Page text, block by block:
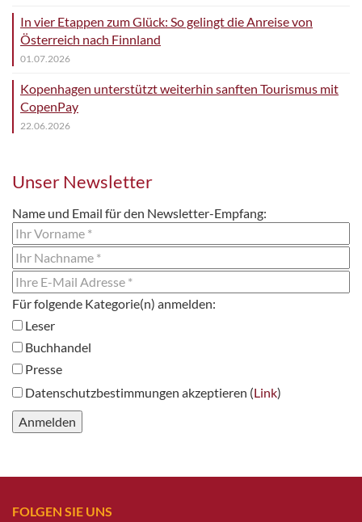
In vier Etappen zum Glück: So gelingt die Anreise von
Österreich nach Finnland
01.07.2026
Kopenhagen unterstützt weiterhin sanften Tourismus mit
CopenPay
22.06.2026
Unser Newsletter
Name und Email für den Newsletter-Empfang:
Leser
Buchhandel
Presse
Datenschutzbestimmungen akzeptieren (Link)
FOLGEN SIE UNS